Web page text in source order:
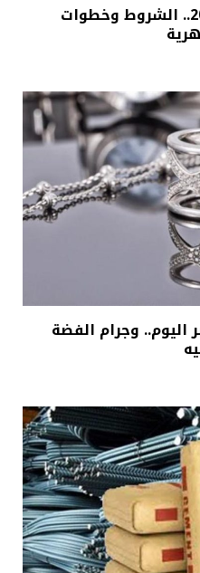
شقق الإيجار التمليكي 2026.. الشروط وخطوات
وجرام الفضة